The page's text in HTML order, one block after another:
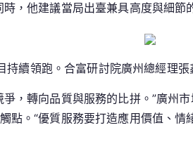
，他建議當局出臺兼具高度與細
持續領跑。合富研討院廣州總經理
，轉向品質與服務的比拼。”廣州
點。“優質服務要打造應用價值、情